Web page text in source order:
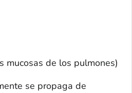
mucosas de los pulmones)
se propaga de